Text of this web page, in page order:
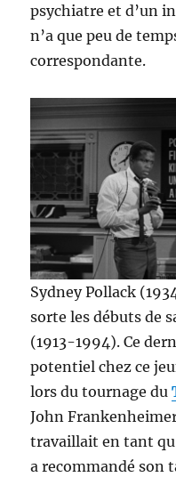
psychiatre et d’un
n’a que peu de
correspondante.
Sydney Pollack
sorte les débuts de
(1913-1994). Ce
potentiel chez ce
lors du tournage du
John
travaillait en tant
a recommandé son